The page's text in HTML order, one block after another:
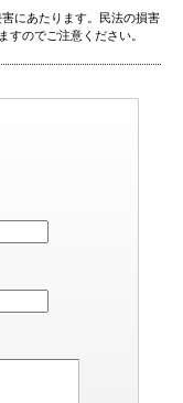
にあたります。民法の損害
すのでご注意ください。